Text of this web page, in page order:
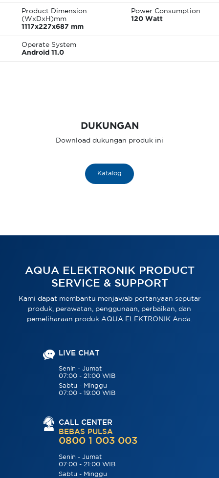
Product Dimension
(WxDxH)mm
1117x227x687 mm
Power Consumption
120 Watt
Operate System
Android 11.0
DUKUNGAN
Download dukungan produk ini
Katalog
AQUA ELEKTRONIK PRODUCT
SERVICE & SUPPORT
Kami dapat membantu menjawab pertanyaan seputar
produk, perawatan, penggunaan, perbaikan, dan
pemeliharaan produk AQUA ELEKTRONIK Anda.
LIVE CHAT
Senin - Jumat
07:00 - 21:00 WIB
Sabtu - Minggu
07:00 - 19:00 WIB
CALL CENTER
BEBAS PULSA
0800 1 003 003
Senin - Jumat
07:00 - 21:00 WIB
Sabtu - Minggu